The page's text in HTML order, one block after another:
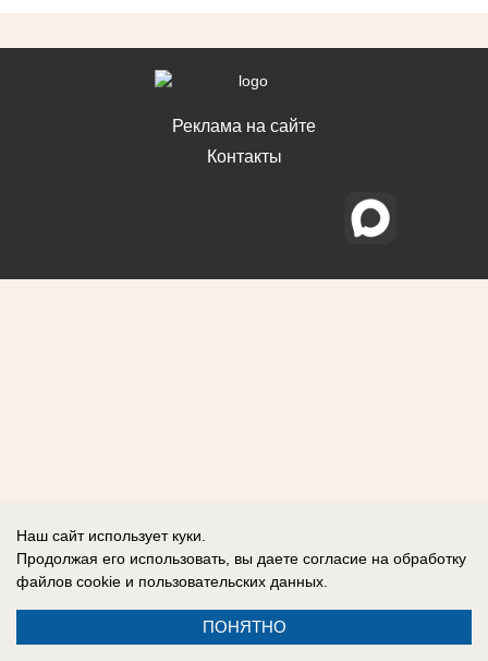
Реклама на сайте
Контакты
Наш сайт использует куки.
Продолжая его использовать, вы даете согласие на обработку
файлов cookie и пользовательских данных.
ПОНЯТНО